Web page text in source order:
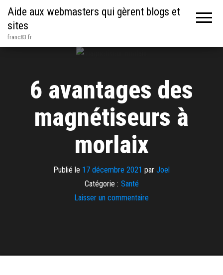
Aide aux webmasters qui gèrent blogs et
sites
franc83.fr
6 avantages des
magnétiseurs à
morlaix
Publié le 17 décembre 2021 par Joel
Catégorie : Santé
Laisser un commentaire